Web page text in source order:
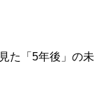
た「5年後」の未